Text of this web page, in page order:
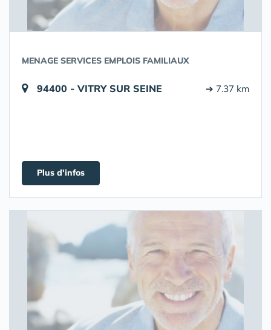
MENAGE SERVICES EMPLOIS FAMILIAUX
94400 - VITRY SUR SEINE ➔ 7.37 km
Plus d'infos